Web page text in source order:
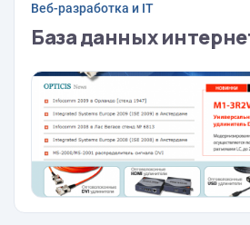
Веб-разработка и IT
База данных